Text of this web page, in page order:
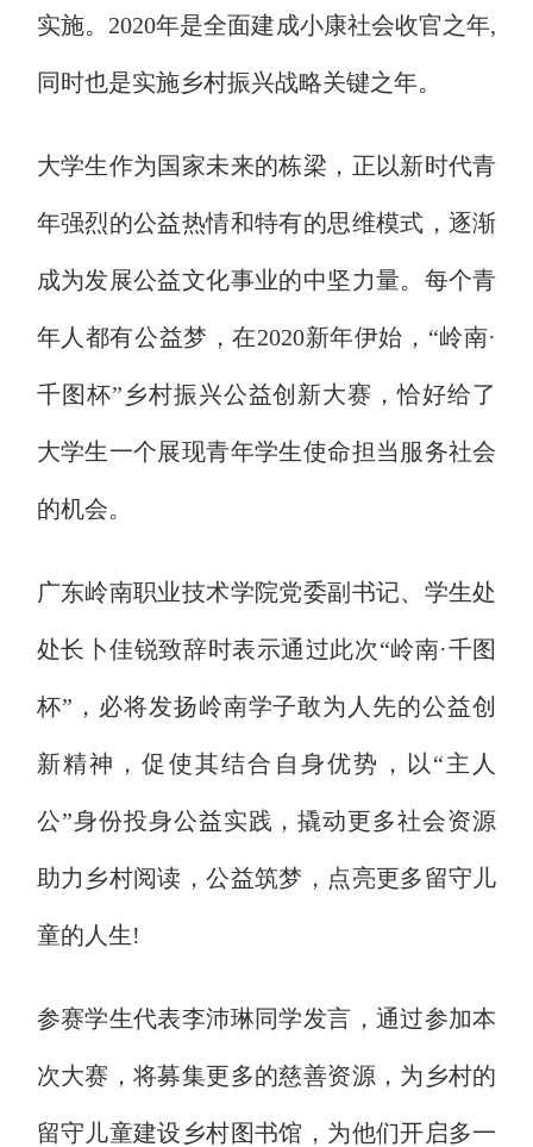
实施。2020年是全面建成小康社会收官之年,
同时也是实施乡村振兴战略关键之年。
大学生作为国家未来的栋梁，正以新时代青
年强烈的公益热情和特有的思维模式，逐渐
成为发展公益文化事业的中坚力量。每个青
年人都有公益梦，在2020新年伊始，“岭南·
千图杯”乡村振兴公益创新大赛，恰好给了
大学生一个展现青年学生使命担当服务社会
的机会。
广东岭南职业技术学院党委副书记、学生处
处长卜佳锐致辞时表示通过此次“岭南·千图
杯”，必将发扬岭南学子敢为人先的公益创
新精神，促使其结合自身优势，以“主人
公”身份投身公益实践，撬动更多社会资源
助力乡村阅读，公益筑梦，点亮更多留守儿
童的人生!
参赛学生代表李沛琳同学发言，通过参加本
次大赛，将募集更多的慈善资源，为乡村的
留守儿童建设乡村图书馆，为他们开启多一